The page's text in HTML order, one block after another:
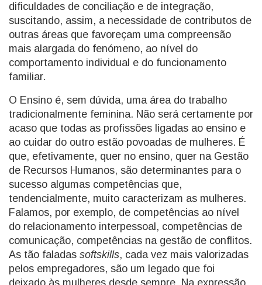
dificuldades de conciliação e de integração,
suscitando, assim, a necessidade de contributos de
outras áreas que favoreçam uma compreensão
mais alargada do fenómeno, ao nível do
comportamento individual e do funcionamento
familiar.
O Ensino é, sem dúvida, uma área do trabalho
tradicionalmente feminina. Não será certamente por
acaso que todas as profissões ligadas ao ensino e
ao cuidar do outro estão povoadas de mulheres. É
que, efetivamente, quer no ensino, quer na Gestão
de Recursos Humanos, são determinantes para o
sucesso algumas competências que,
tendencialmente, muito caracterizam as mulheres.
Falamos, por exemplo, de competências ao nível
do relacionamento interpessoal, competências de
comunicação, competências na gestão de conflitos.
As tão faladas softskills, cada vez mais valorizadas
pelos empregadores, são um legado que foi
deixado às mulheres desde sempre. Na expressão